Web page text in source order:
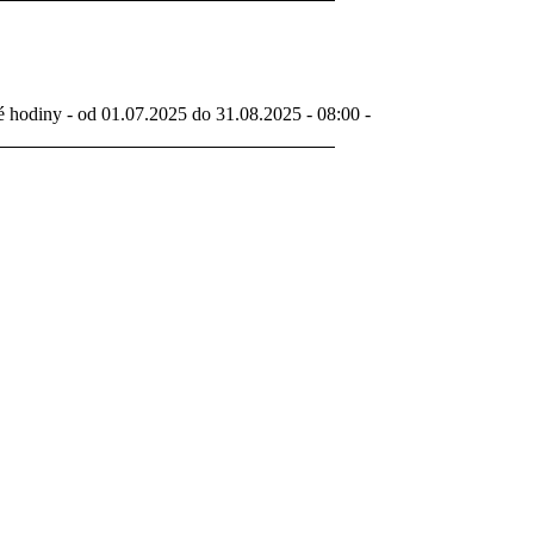
hodiny - od 01.07.2025 do 31.08.2025 - 08:00 -